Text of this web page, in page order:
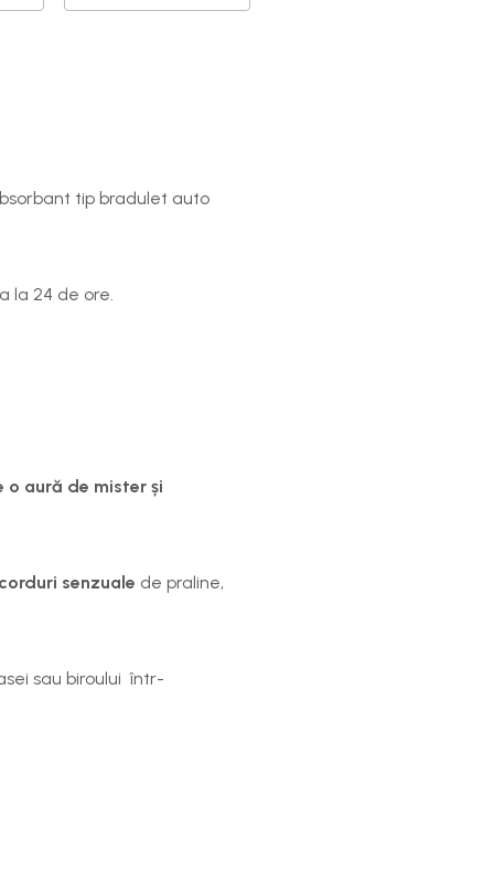
tip bradulet auto
la 24 de ore.
o aură de mister și
senzuale de praline,
sau biroului într-